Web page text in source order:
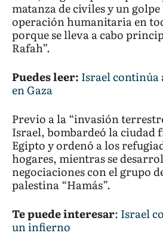
matanza de civiles y un
operación humanitaria en
porque se lleva a cabo
Rafah”.
Puedes leer: Israel continúa
en Gaza
Previo a la “invasión
Israel, bombardeó la ciudad
Egipto y ordenó a los
hogares, mientras se
negociaciones con el grupo
palestina “Hamás”.
Te puede interesar: Israel
un infierno